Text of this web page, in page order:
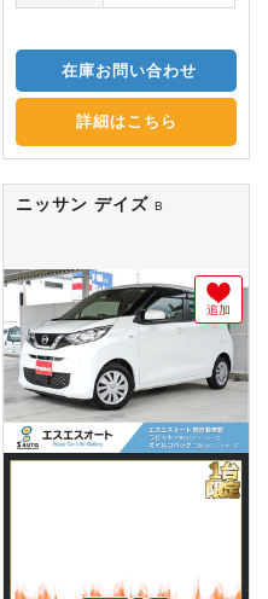
在庫お問い合わせ
詳細はこちら
ニッサン デイズB
追加